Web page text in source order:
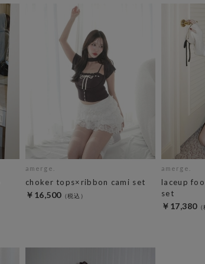
amerge.
choker tops×ribbon cami set
￥16,500
amerge.
laceup
set
￥17,380